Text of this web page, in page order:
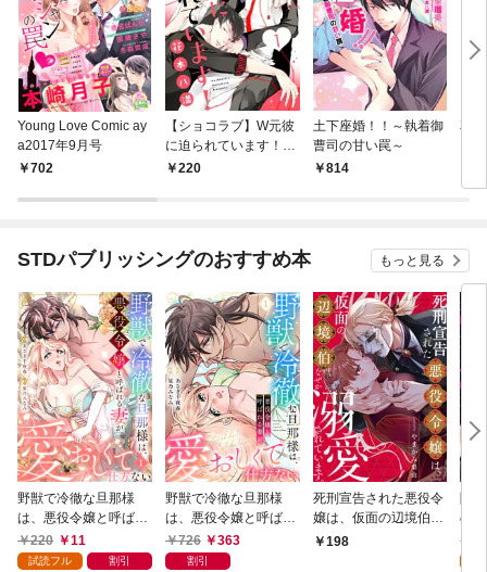
Young Love Comic ay
a2017年9月号
702
【ショコラブ】W元彼
に迫られています！
（1）
220
土下座婚！！～執着御
曹司の甘い罠～
814
花
STDパブリッシングのおすすめ本 もっと見る
野獣で冷徹な旦那様
は、悪役令嬢と呼ばれ
る妻が愛おしくて仕方
ない1
220 11
試読フル 割引
野獣で冷徹な旦那様
は、悪役令嬢と呼ばれ
る妻が愛おしくて仕方
ない【電子限定特典付
726 363
割引
死刑宣告された悪役令
嬢は、仮面の辺境伯に
なぜか溺愛されていま
198
の
ら